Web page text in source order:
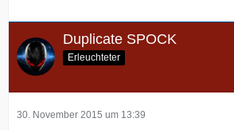
Duplicate SPOCK
Erleuchteter
30. November 2015 um 13:39